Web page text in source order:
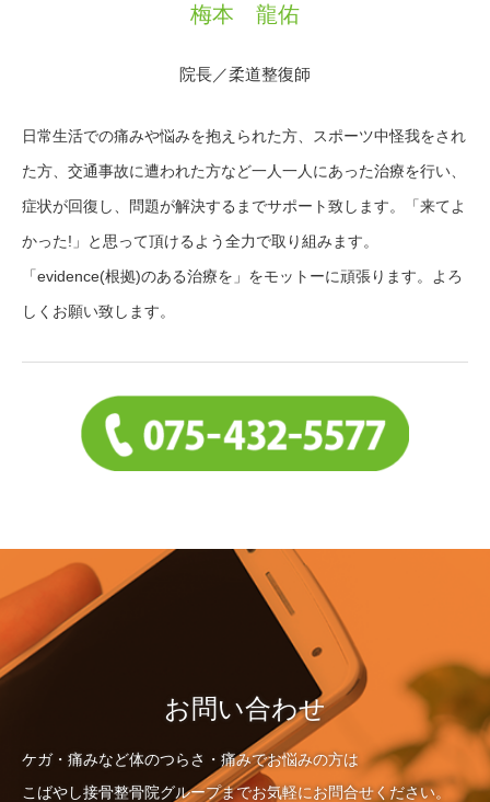
梅本 龍佑
院長／柔道整復師
日常生活での痛みや悩みを抱えられた方、スポーツ中怪我をされ
た方、交通事故に遭われた方など一人一人にあった治療を行い、
症状が回復し、問題が解決するまでサポート致します。「来てよ
かった!」と思って頂けるよう全力で取り組みます。
「evidence(根拠)のある治療を」をモットーに頑張ります。よろ
しくお願い致します。
お問い合わせ
ケガ・痛みなど体のつらさ・痛みでお悩みの方は
こばやし接骨整骨院グループまでお気軽にお問合せください。